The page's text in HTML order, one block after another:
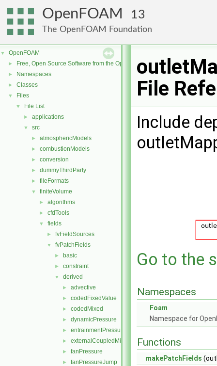
OpenFOAM 13
The OpenFOAM Foundation
▼ OpenFOAM
► Free, Open Source Software from the OpenFOAM Foundation
► Namespaces
► Classes
▼ Files
▼ File List
► applications
▼ src
► atmosphericModels
► combustionModels
► conversion
► dummyThirdParty
► fileFormats
▼ finiteVolume
► algorithms
► cfdTools
▼ fields
► fvFieldSources
▼ fvPatchFields
► basic
► constraint
▼ derived
► advective
► codedFixedValue
► codedMixed
► dynamicPressure
► entrainmentPressure
► externalCoupledMixed
► fanPressure
► fanPressureJump
File
Include
Go to the
Namespaces
Foam
Namespace for
Functions
makePatchFields